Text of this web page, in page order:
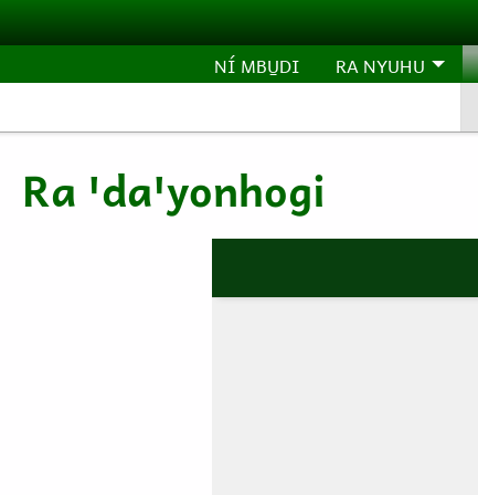
Pasar al contenido principal
NÍ MBU̱DI RA NYUHU
Ra ꞌdaꞌyonhogi